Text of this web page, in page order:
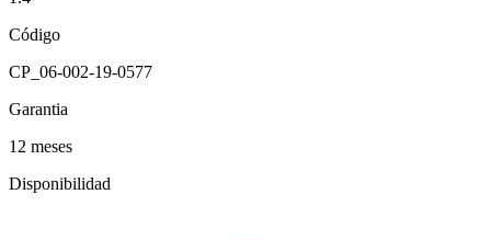
Código
CP_06-002-19-0577
Garantia
12 meses
Disponibilidad